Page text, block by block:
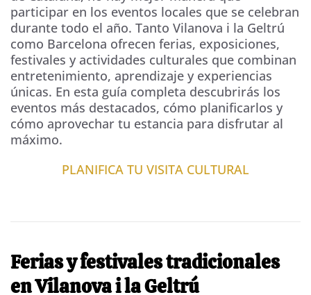
participar en los eventos locales que se celebran
durante todo el año. Tanto Vilanova i la Geltrú
como Barcelona ofrecen ferias, exposiciones,
festivales y actividades culturales que combinan
entretenimiento, aprendizaje y experiencias
únicas. En esta guía completa descubrirás los
eventos más destacados, cómo planificarlos y
cómo aprovechar tu estancia para disfrutar al
máximo.
PLANIFICA TU VISITA CULTURAL
Ferias y festivales tradicionales
en Vilanova i la Geltrú